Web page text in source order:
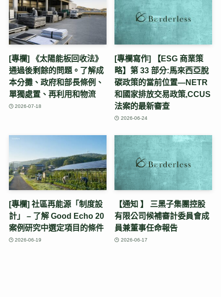
[專欄] 《太陽能板回收法》
通過後剩餘的問題。了解成
本分攤、政府和部長條例、
單獨處置、再利用和物流
2026-07-18
[專欄寫作] 【ESG 商業策
略】第 33 部分:馬來西亞脫
碳政策的當前位置—NETR
和國家排放交易政策,CCUS
法案的最新審查
2026-06-24
[專欄] 社區再能源「制度設
計」 – 了解 Good Echo 20
案例研究中選定項目的條件
2026-06-19
【通知 】 三黑子集團控股
有限公司候補審計委員會成
員兼董事任命報告
2026-06-17